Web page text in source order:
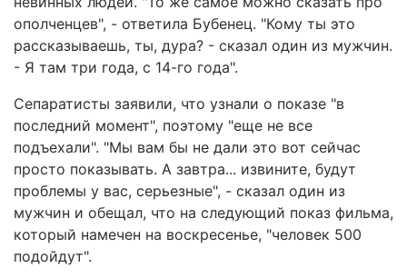
ополченцев", - ответила Бубенец. "Кому ты это
рассказываешь, ты, дура? - сказал один из мужчин.
- Я там три года, с 14-го года".
Сепаратисты заявили, что узнали о показе "в
последний момент", поэтому "еще не все
подъехали". "Мы вам бы не дали это вот сейчас
просто показывать. А завтра... извините, будут
проблемы у вас, серьезные", - сказал один из
мужчин и обещал, что на следующий показ фильма,
который намечен на воскресенье, "человек 500
подойдут".